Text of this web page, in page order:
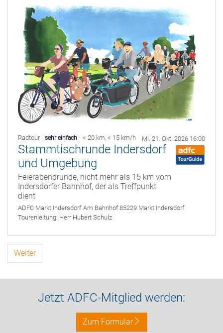
Radtour sehr einfach < 20 km, < 15 km/h Mi. 21. Okt. 2026 16:00
Stammtischrunde Indersdorf
und Umgebung
Feierabendrunde, nicht mehr als 15 km vom
Indersdorfer Bahnhof, der als Treffpunkt
dient
ADFC Markt Indersdorf Am Bahnhof 85229 Markt Indersdorf
Tourenleitung: Herr Hubert Schulz
Weiter
Jetzt ADFC-Mitglied werden:
Zum Formular